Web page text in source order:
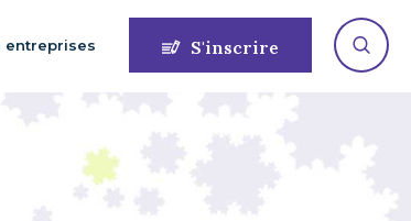
entreprises S'inscrire